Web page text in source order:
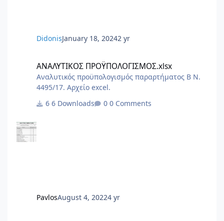
DidonisJanuary 18, 20242 yr
ΑΝΑΛΥΤΙΚΟΣ ΠΡΟΫΠΟΛΟΓΙΣΜΟΣ.xlsx
Αναλυτικός προϋπολογισμός παραρτήματος Β Ν.
4495/17. Αρχείο excel.
6 Downloads
0 Comments
PavlosAugust 4, 20224 yr